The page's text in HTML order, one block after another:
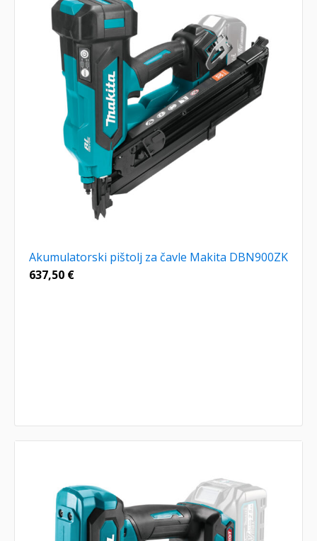
Akumulatorski pištolj za čavle Makita DBN900ZK
637,50 €